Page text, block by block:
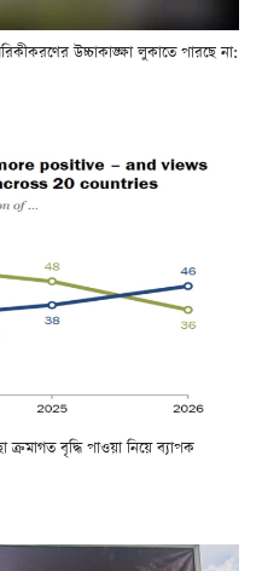
উচ্চাকাঙ্ক্ষা লুকাতে পারছে না:
ক্রমাগত বৃদ্ধি পাওয়া নিয়ে ব্যাপক